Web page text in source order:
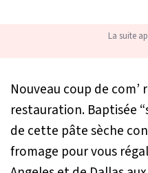
La suite
Nouveau coup de com’
restauration. Baptisée
de cette pâte sèche
fromage pour vous